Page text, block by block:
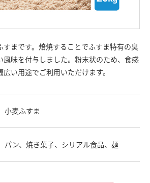
すまです。焙焼することでふすま特有の臭
風味を付与しました。粉末状のため、食感
い用途でご利用いただけます。
小麦ふすま
パン、焼き菓子、シリアル食品、麺